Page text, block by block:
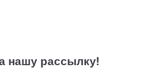
нашу рассылку!